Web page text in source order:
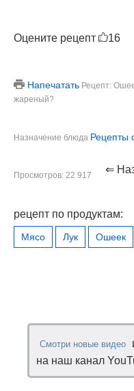
Оцените рецепт 16
Напечатать Рецепт:
жареный?
Назначение блюда Рецепты
Просмотров: 22 917 ⇐
рецепт по продуктам:
Мясо Лук Ошеек
Смотри новые видео
на наш канал